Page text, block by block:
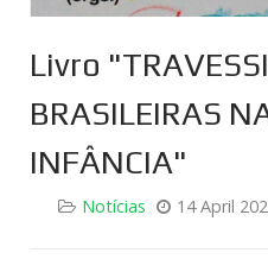
Livro
BRASILEIRAS
INFÂNCIA"
Notícias 14 April